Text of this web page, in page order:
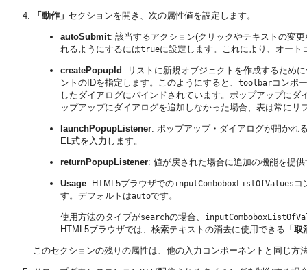
「動作」 セクションを開き、次の属性値を設定します。
autoSubmit: 該当するアクション(クリックやテキストの変
れるようにするにはtrueに設定します。これにより、オート
createPopupId : リストに新規オブジェクトを作成するため
ントのIDを指定します。このようにすると、 toolbarコンポ
したダイアログにバインドされています。ポップアップに
ップアップにダイアログを追加しなかった場合、表は常にリ
launchPopupListener: ポップアップ・ダイアログが開かれ
EL式を入力します。
returnPopupListener: 値が戻された場合に追加の機能を提
Usage: HTML5ブラウザでのinputComboboxListOfValues コ
す。デフォルトはautoです。
使用方法のタイプがsearchの場合、
HTML5ブラウザでは、検索テキストの消去に使用できる 「
このセクションの残りの属性は、他の入力コンポーネントと同じ方